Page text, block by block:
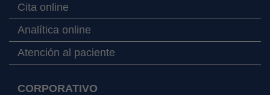
Cita online
Analítica online
Atención al paciente
CORPORATIVO